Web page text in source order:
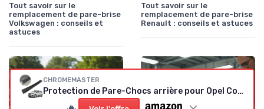
Tout savoir sur le
remplacement de pare-brise
Volkswagen : conseils et
astuces
Tout savoir sur le
remplacement de pare-brise
Renault : conseils et astuces
CHROMEMASTER
Protection de Pare-Chocs arrière pour Opel Combo